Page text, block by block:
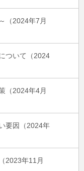
（2024年7月
ついて（2024
（2024年4月
要因（2024年
2023年11月